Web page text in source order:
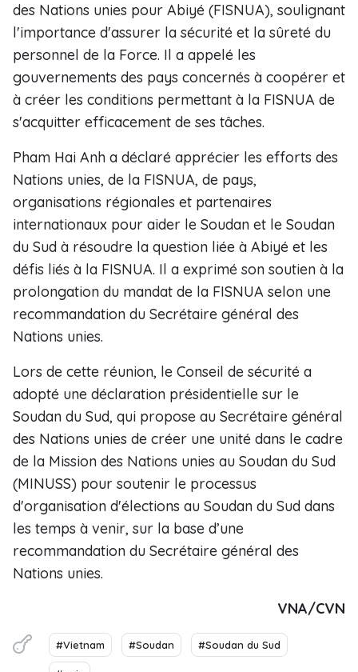
des Nations unies pour Abiyé (FISNUA), soulignant
l'importance d'assurer la sécurité et la sûreté du
personnel de la Force. Il a appelé les
gouvernements des pays concernés à coopérer et
à créer les conditions permettant à la FISNUA de
s'acquitter efficacement de ses tâches.
Pham Hai Anh a déclaré apprécier les efforts des
Nations unies, de la FISNUA, de pays,
organisations régionales et partenaires
internationaux pour aider le Soudan et le Soudan
du Sud à résoudre la question liée à Abiyé et les
défis liés à la FISNUA. Il a exprimé son soutien à la
prolongation du mandat de la FISNUA selon une
recommandation du Secrétaire général des
Nations unies.
Lors de cette réunion, le Conseil de sécurité a
adopté une déclaration présidentielle sur le
Soudan du Sud, qui propose au Secrétaire général
des Nations unies de créer une unité dans le cadre
de la Mission des Nations unies au Soudan du Sud
(MINUSS) pour soutenir le processus
d'organisation d'élections au Soudan du Sud dans
les temps à venir, sur la base d’une
recommandation du Secrétaire général des
Nations unies.
VNA/CVN
#Vietnam #Soudan #Soudan du Sud